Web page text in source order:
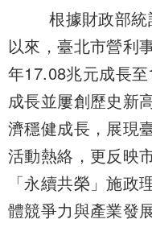
根據財政部統
以來，臺北市營利
年17.08兆元成長
成長並屢創歷史新
濟穩健成長，展現
活動熱絡，更反映
「永續共榮」施政
體競爭力與產業發